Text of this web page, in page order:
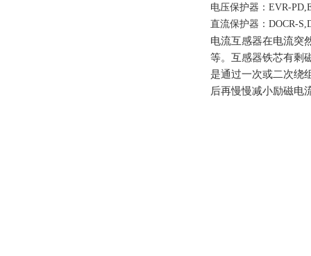
电压保护器：EVR-
直流保护器：DOCR-
电流互感器在电流突
等。互感器铁芯有剩
是通过一次或二次绕
后再慢慢减小励磁电